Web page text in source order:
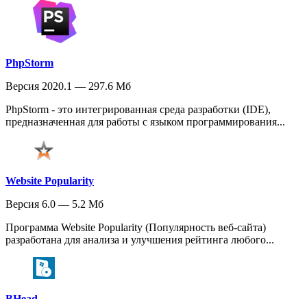
PhpStorm
Версия 2020.1 — 297.6 Мб
PhpStorm - это интегрированная среда разработки (IDE),
предназначенная для работы с языком программирования...
Website Popularity
Версия 6.0 — 5.2 Мб
Программа Website Popularity (Популярность веб-сайта)
разработана для анализа и улучшения рейтинга любого...